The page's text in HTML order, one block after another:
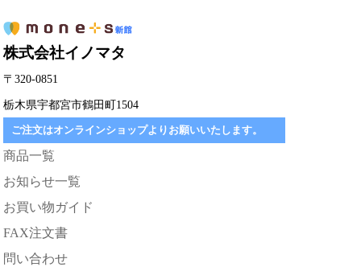
株式会社イノマタ
〒320-0851
栃木県宇都宮市鶴田町1504
ご注文はオンラインショップよりお願いいたします。
商品一覧
お知らせ一覧
お買い物ガイド
FAX注文書
問い合わせ